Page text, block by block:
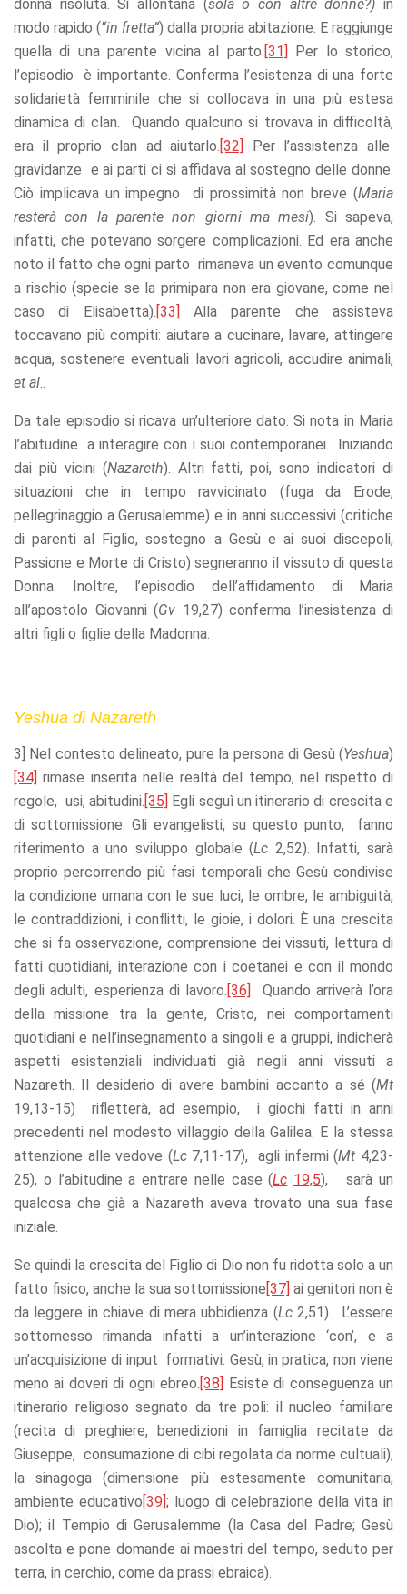
donna risoluta. Si allontana (sola o con altre donne?) in
modo rapido (“in fretta”) dalla propria abitazione. E raggiunge
quella di una parente vicina al parto. [31]
Per lo storico,
l’episodio è importante. Conferma l’esistenza di una forte
solidarietà femminile che si collocava in una più estesa
dinamica di clan. Quando qualcuno si trovava in difficoltà,
era il proprio clan ad aiutarlo. [32]
Per l’assistenza alle
gravidanze e ai parti ci si affidava al sostegno delle donne.
Ciò implicava un impegno di prossimità non breve (Maria
resterà con la parente non giorni ma mesi). Si sapeva,
infatti, che potevano sorgere complicazioni. Ed era anche
noto il fatto che ogni parto rimaneva un evento comunque
a rischio (specie se la primipara non era giovane, come nel
caso di Elisabetta). [33]
Alla parente che assisteva
toccavano più compiti: aiutare a cucinare, lavare, attingere
acqua, sostenere eventuali lavori agricoli, accudire animali,
et al..
Da tale episodio si ricava un’ulteriore dato. Si nota in Maria
l’abitudine a interagire con i suoi contemporanei. Iniziando
dai più vicini (Nazareth). Altri fatti, poi, sono indicatori di
situazioni che in tempo ravvicinato (fuga da Erode,
pellegrinaggio a Gerusalemme) e in anni successivi (critiche
di parenti al Figlio, sostegno a Gesù e ai suoi discepoli,
Passione e Morte di Cristo) segneranno il vissuto di questa
Donna. Inoltre, l’episodio dell’affidamento di Maria
all’apostolo Giovanni (Gv 19,27) conferma l’inesistenza di
altri figli o figlie della Madonna.
Yeshua di Nazareth
3] Nel contesto delineato, pure la persona di Gesù (Yeshua)
[34] rimase inserita nelle realtà del tempo, nel rispetto di
regole, usi, abitudini. [35]
Egli seguì un itinerario di crescita e
di sottomissione. Gli evangelisti, su questo punto, fanno
riferimento a uno sviluppo globale (Lc 2,52). Infatti, sarà
proprio percorrendo più fasi temporali che Gesù condivise
la condizione umana con le sue luci, le ombre, le ambiguità,
le contraddizioni, i conflitti, le gioie, i dolori. È una crescita
che si fa osservazione, comprensione dei vissuti, lettura di
fatti quotidiani, interazione con i coetanei e con il mondo
degli adulti, esperienza di lavoro. [36]
Quando arriverà l’ora
della missione tra la gente, Cristo, nei comportamenti
quotidiani e nell’insegnamento a singoli e a gruppi, indicherà
aspetti esistenziali individuati già negli anni vissuti a
Nazareth. Il desiderio di avere bambini accanto a sé (Mt
19,13-15) rifletterà, ad esempio, i giochi fatti in anni
precedenti nel modesto villaggio della Galilea. E la stessa
attenzione alle vedove (Lc7,11-17), agli infermi (Mt 4,23-
25), o l’abitudine a entrare nelle case (Lc 19,5), sarà un
qualcosa che già a Nazareth aveva trovato una sua fase
iniziale.
Se quindi la crescita del Figlio di Dio non fu ridotta solo a un
fatto fisico, anche la sua sottomissione [37] ai genitori non è
da leggere in chiave di mera ubbidienza (Lc2,51). L’essere
sottomesso rimanda infatti a un’interazione ‘con’, e a
un’acquisizione di input formativi. Gesù, in pratica, non viene
meno ai doveri di ogni ebreo. [38]
Esiste di conseguenza un
itinerario religioso segnato da tre poli: il nucleo familiare
(recita di preghiere, benedizioni in famiglia recitate da
Giuseppe, consumazione di cibi regolata da norme cultuali);
la sinagoga (dimensione più estesamente comunitaria;
ambiente educativo [39] ; luogo di celebrazione della vita in
Dio); il Tempio di Gerusalemme (la Casa del Padre; Gesù
ascolta e pone domande ai maestri del tempo, seduto per
terra, in cerchio, come da prassi ebraica).